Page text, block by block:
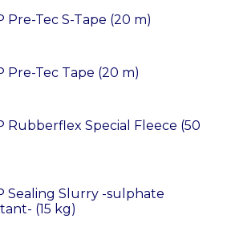
Pre-Tec S-Tape (20 m)
Pre-Tec Tape (20 m)
Rubberflex Special Fleece (50
Sealing Slurry -sulphate
(15 kg)